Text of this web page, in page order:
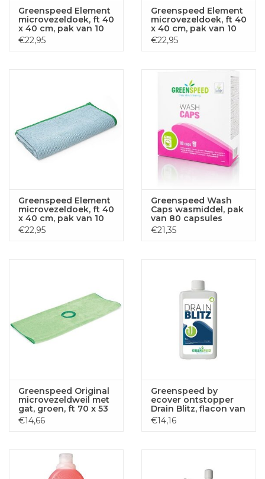
Greenspeed Element
microvezeldoek, ft 40
x 40 cm, pak van 10
stuks, rood
€22,95
Greenspeed Element
microvezeldoek, ft 40
x 40 cm, pak van 10
stuks, geel
€22,95
Greenspeed Element
microvezeldoek, ft 40
x 40 cm, pak van 10
stuks, blauw
€22,95
Greenspeed Wash
Caps wasmiddel, pak
van 80 capsules
€21,35
Greenspeed Original
microvezeldweil met
gat, groen, ft 70 x 53
cm
€14,66
Greenspeed by
ecover ontstopper
Drain Blitz, flacon van
1 liter
€14,16